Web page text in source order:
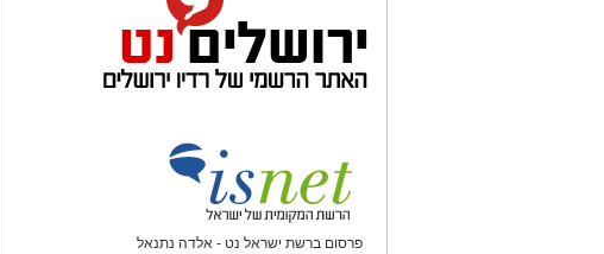
פרסום ברשת ישראל נט - אלדה נתנאל